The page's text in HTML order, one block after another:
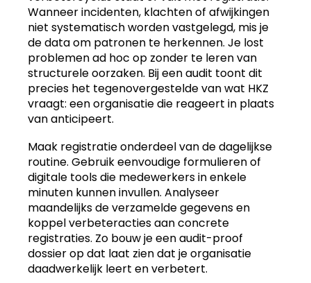
Wanneer incidenten, klachten of afwijkingen
niet systematisch worden vastgelegd, mis je
de data om patronen te herkennen. Je lost
problemen ad hoc op zonder te leren van
structurele oorzaken. Bij een audit toont dit
precies het tegenovergestelde van wat HKZ
vraagt: een organisatie die reageert in plaats
van anticipeert.
Maak registratie onderdeel van de dagelijkse
routine. Gebruik eenvoudige formulieren of
digitale tools die medewerkers in enkele
minuten kunnen invullen. Analyseer
maandelijks de verzamelde gegevens en
koppel verbeteracties aan concrete
registraties. Zo bouw je een audit-proof
dossier op dat laat zien dat je organisatie
daadwerkelijk leert en verbetert.